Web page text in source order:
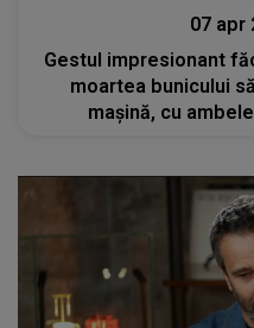
07 apr
Gestul impresionant
moartea bunicului
mașină, cu